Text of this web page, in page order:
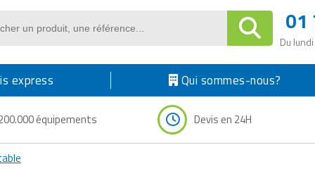
01
Du
express Qui sommes-nous?
équipements Devis en 24H